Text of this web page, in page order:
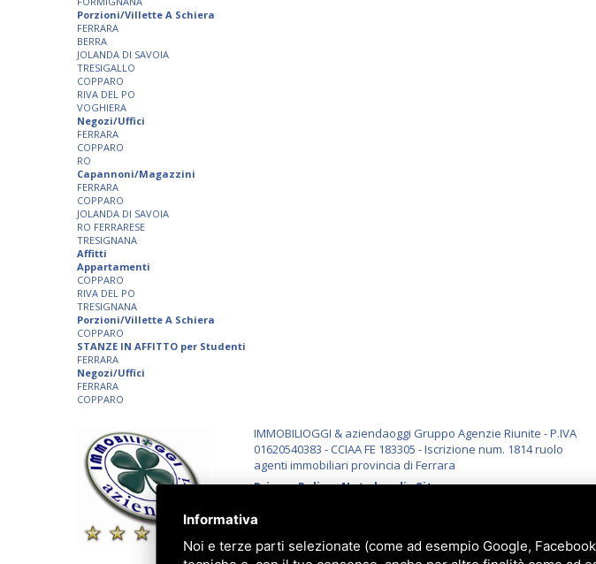
Porzioni/Villette A Schiera
FERRARA
BERRA
JOLANDA DI SAVOIA
TRESIGALLO
COPPARO
RIVA DEL PO
VOGHIERA
Negozi/Uffici
FERRARA
COPPARO
RO
Capannoni/Magazzini
FERRARA
COPPARO
JOLANDA DI SAVOIA
RO FERRARESE
TRESIGNANA
Affitti
Appartamenti
COPPARO
RIVA DEL PO
TRESIGNANA
Porzioni/Villette A Schiera
COPPARO
STANZE IN AFFITTO per Studenti
FERRARA
Negozi/Uffici
FERRARA
COPPARO
IMMOBILIOGGI & aziendaoggi Gruppo Agenzie Riunite - P.IVA
01620540383 - CCIAA FE 183305 - Iscrizione num. 1814 ruolo
agenti immobiliari provincia di Ferrara
Privacy Policy-Note legali-Sitemap
Informativa
Noi e terze parti selezionate (come ad esempio Google,